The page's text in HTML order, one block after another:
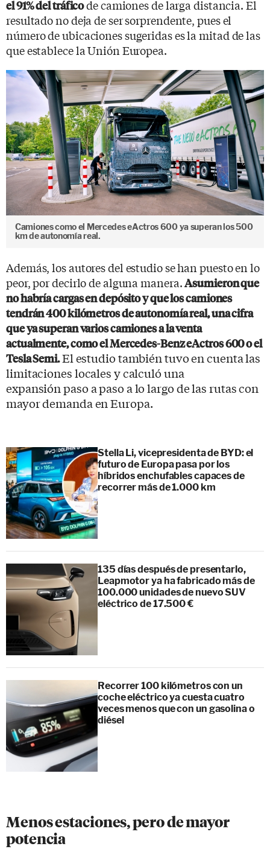
el 91% del tráficode camiones de larga distancia. El
resultado no deja de ser sorprendente, pues el
número de ubicaciones sugeridas es la mitad de las
que establece la Unión Europea.
Camiones como el Mercedes eActros 600 ya superan los 500
km de autonomía real.
Además, los autores del estudio se han puesto en lo
peor, por decirlo de alguna manera.Asumieron que
no habría cargas en depósito y que los camiones
tendrán 400 kilómetros de autonomía real, una cifra
que ya superan varios camiones a la venta
actualmente, como el Mercedes-Benz eActros 600 o el
Tesla Semi.El estudio también tuvo en cuenta las
limitaciones locales y calculó una
expansión paso a paso a lo largo de las rutas con
mayor demanda en Europa.
Stella Li, vicepresidenta de BYD: el
futuro de Europa pasa por los
híbridos enchufables capaces de
recorrer más de 1.000 km
135 días después de presentarlo,
Leapmotor ya ha fabricado más de
100.000 unidades de nuevo SUV
eléctrico de 17.500 €
Recorrer 100 kilómetros con un
coche eléctrico ya cuesta cuatro
veces menos que con un gasolina o
diésel
Menos estaciones, pero de mayor
potencia